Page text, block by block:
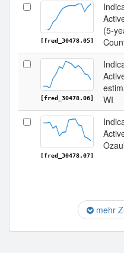
[fred_30478.05]
(5-
[fred_30478.06]
WI
[fred_30478.07]
mehr